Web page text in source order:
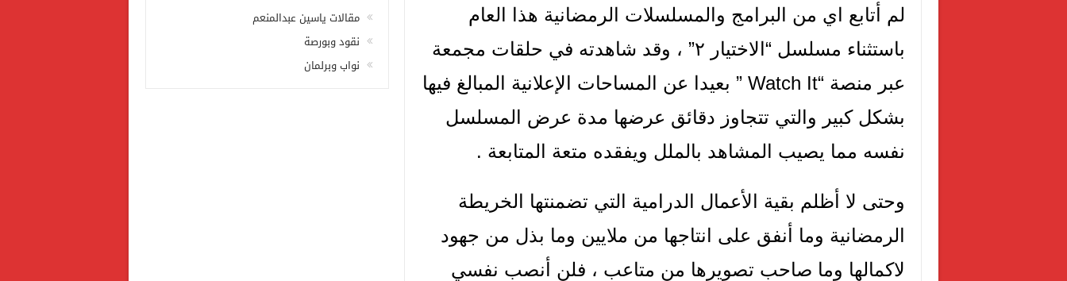
لم أتابع اي من البرامج والمسلسلات الرمضانية هذا العام
باستثناء مسلسل “الاختيار ٢” ، وقد شاهدته في حلقات مجمعة
عبر منصة “Watch It ” بعيدا عن المساحات الإعلانية المبالغ فيها
بشكل كبير والتي تتجاوز دقائق عرضها مدة عرض المسلسل
نفسه مما يصيب المشاهد بالملل ويفقده متعة المتابعة .
وحتى لا أظلم بقية الأعمال الدرامية التي تضمنتها الخريطة
الرمضانية وما أنفق على انتاجها من ملايين وما بذل من جهود
لاكمالها وما صاحب تصويرها من متاعب ، فلن أنصب نفسي
مقالات ياسين عبدالمنعم
نقود وبورصة
نواب وبرلمان